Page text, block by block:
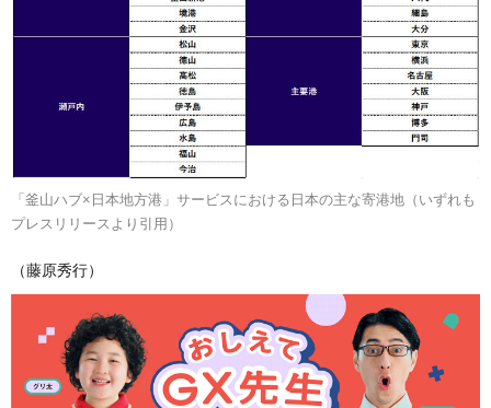
「釜山ハブ×日本地方港」サービスにおける日本の主な寄港地（いずれも
プレスリリースより引用）
（藤原秀行）